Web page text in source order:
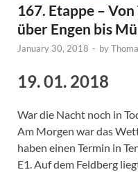
167. Etappe –
über Engen bis
January 30, 2018 - by
19. 01. 2018
War die Nacht noch in
Am Morgen war das
haben einen Termin in
E1. Auf dem Feldberg